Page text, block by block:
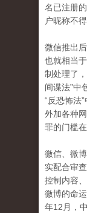
名已注册
户昵称不
微信推出
也就相当
制处理了
间谍法”中
“反恐怖法
外加各种
罪的门槛
微信、微
实配合审
控制内容
微博的命运
年12月，